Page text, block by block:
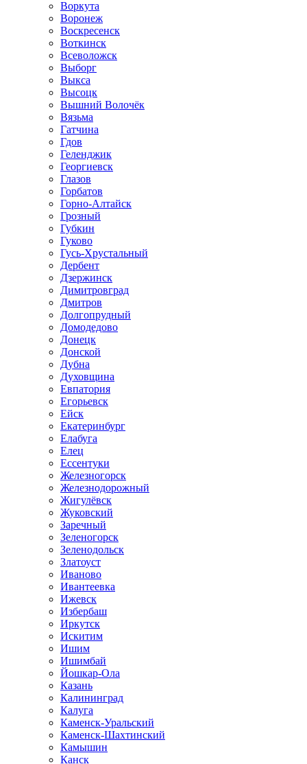
Воркута
Воронеж
Воскресенск
Воткинск
Всеволожск
Выборг
Выкса
Высоцк
Вышний Волочёк
Вязьма
Гатчина
Гдов
Геленджик
Георгиевск
Глазов
Горбатов
Горно-Алтайск
Грозный
Губкин
Гуково
Гусь-Хрустальный
Дербент
Дзержинск
Димитровград
Дмитров
Долгопрудный
Домодедово
Донецк
Донской
Дубна
Духовщина
Евпатория
Егорьевск
Ейск
Екатеринбург
Елабуга
Елец
Ессентуки
Железногорск
Железнодорожный
Жигулёвск
Жуковский
Заречный
Зеленогорск
Зеленодольск
Златоуст
Иваново
Ивантеевка
Ижевск
Избербаш
Иркутск
Искитим
Ишим
Ишимбай
Йошкар-Ола
Казань
Калининград
Калуга
Каменск-Уральский
Каменск-Шахтинский
Камышин
Канск